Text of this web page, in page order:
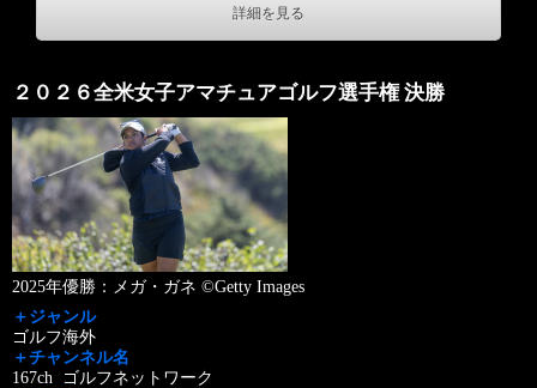
詳細を見る
２０２６全米女子アマチュアゴルフ選手権 決勝
2025年優勝：メガ・ガネ ©Getty Images
＋ジャンル
ゴルフ海外
＋チャンネル名
167ch ゴルフネットワーク